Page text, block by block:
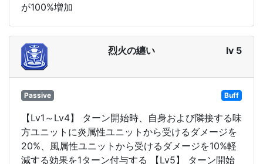
が100%増加
烈火の纏い lv 5
Passive Buff
【Lv1～Lv4】 ターン開始時、自身および隣接する味
方ユニットに炎属性ユニットから受けるダメージを
20%、風属性ユニットから受けるダメージを10%軽
減する効果を1ターン付与する 【Lv5】 ターン開始